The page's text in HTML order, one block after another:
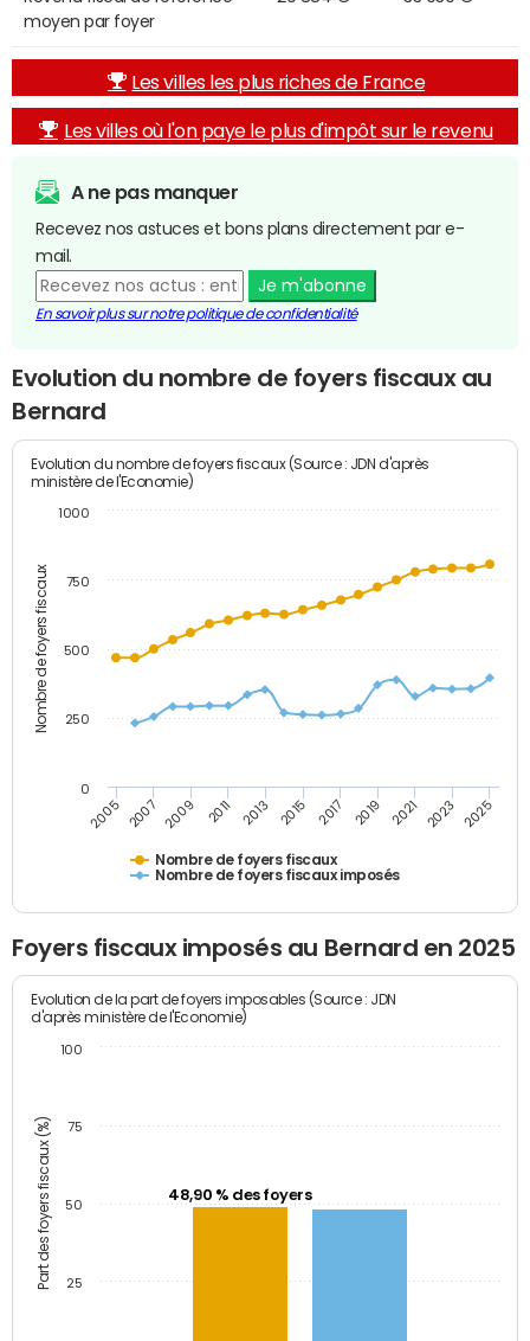
moyen par foyer
Les villes les plus riches de France
Les villes où l'on paye le plus d'impôt sur le revenu
A ne pas manquer
Recevez nos astuces et bons plans directement par e-
mail.
Je m'abonne
En savoir plus sur notre politique de confidentialité
Evolution du nombre de foyers fiscaux au
Bernard
Nombre de foyers fiscaux
Evolution du nombre de foyers fiscaux (Source : JDN d'après
ministère de l'Economie)
Nombre de foyers fiscaux
Nombre de foyers fiscaux imposés
2005 2007 2009 2011 2013 2015 2017 2019 2021 2023 2025
0
250
500
750
1000
Foyers fiscaux imposés au Bernard en 2025
Part des foyers fiscaux (%)
Evolution de la part de foyers imposables (Source : JDN
d'après ministère de l'Economie)
48,90 % des foyers
25
50
75
100